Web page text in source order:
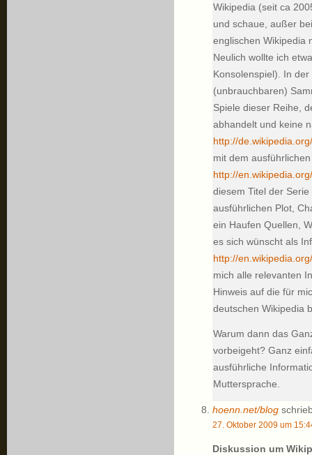
Wikipedia (seit ca
und schaue, außer
englischen Wikipedia
Neulich wollte ich
Konsolenspiel). In
(unbrauchbaren)
Spiele dieser Reihe,
abhandelt und keine
http://
mit dem
http://
diesem Titel der
ausführlichen Plot,
ein Haufen Quellen,
es sich wünscht als
http://
mich alle relevanten
Hinweis auf die für
deutschen Wikipedia
Warum dann das
vorbeigeht? Ganz
ausführliche
Muttersprache.
hoenn.net/blog
27. Oktober 2009 um
Diskussion um